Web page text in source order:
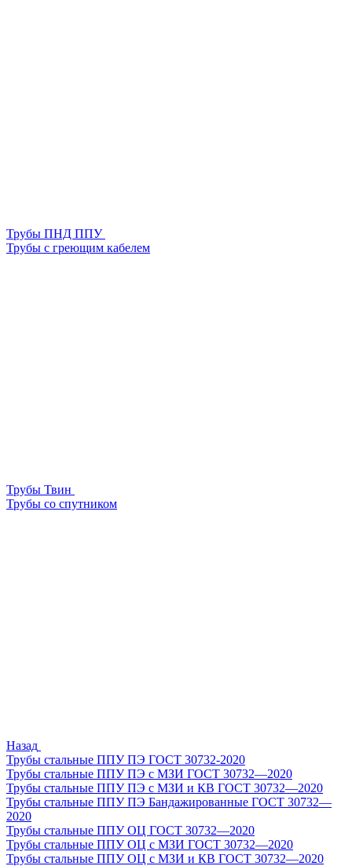
Трубы ПНД ППУ
Трубы с греющим кабелем
Трубы Твин
Трубы со спутником
Назад
Трубы стальные ППУ ПЭ ГОСТ 30732-2020
Трубы стальные ППУ ПЭ с МЗИ ГОСТ 30732—2020
Трубы стальные ППУ ПЭ с МЗИ и КВ ГОСТ 30732—2020
Трубы стальные ППУ ПЭ Бандажированные ГОСТ 30732—
2020
Трубы стальные ППУ ОЦ ГОСТ 30732—2020
Трубы стальные ППУ ОЦ с МЗИ ГОСТ 30732—2020
Трубы стальные ППУ ОЦ с МЗИ и КВ ГОСТ 30732—2020